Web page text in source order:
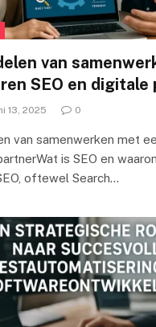
van
SEO en
13, 2025 0
van samenwerken met
is SEO en
oftewel Search…